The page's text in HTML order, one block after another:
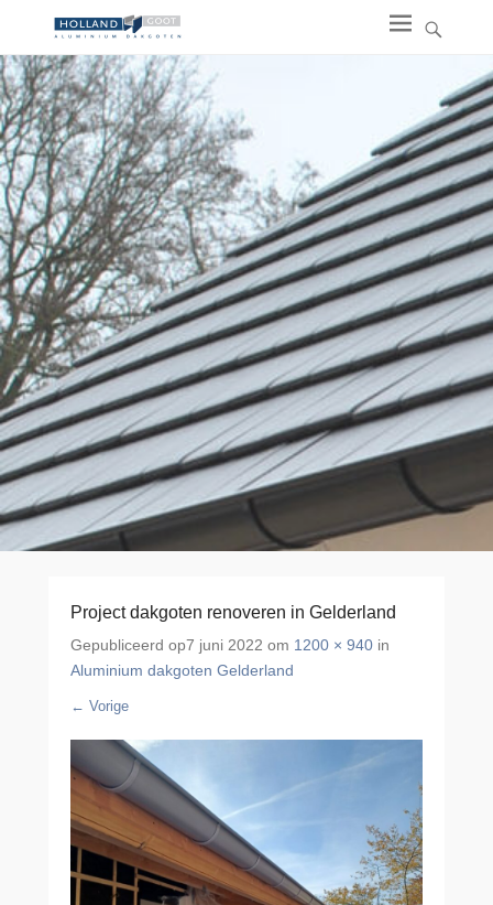
Project dakgoten renoveren in Gelderland
Gepubliceerd op7 juni 2022 om 1200 × 940 in
Aluminium dakgoten Gelderland
← Vorige